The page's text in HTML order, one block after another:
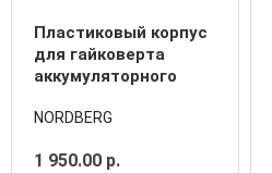
Пластиковый корпус
для гайковерта
аккумуляторного
NORDBERG
1 950.00 р.